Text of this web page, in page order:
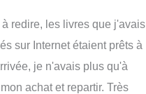
redire, les livres que j'avais
sur Internet étaient prêts à
je n'avais plus qu'à
achat et repartir. Très